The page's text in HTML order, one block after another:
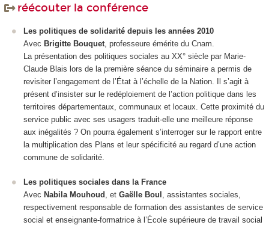
réécouter la conférence
Les politiques de solidarité depuis les années 2010
Avec Brigitte Bouquet, professeure émérite du Cnam.
La présentation des politiques sociales au XX° siècle par Marie-
Claude Blais lors de la première séance du séminaire a permis de
revisiter l’engagement de l’État à l’échelle de la Nation. Il s’agit à
présent d’insister sur le redéploiement de l’action politique dans les
territoires départementaux, communaux et locaux. Cette proximité du
service public avec ses usagers traduit-elle une meilleure réponse
aux inégalités ? On pourra également s’interroger sur le rapport entre
la multiplication des Plans et leur spécificité au regard d’une action
commune de solidarité.
Les politiques sociales dans la France
Avec Nabila Mouhoud , et Gaëlle Boul , assistantes sociales,
respectivement responsable de formation des assistantes de service
social et enseignante-formatrice à l’École supérieure de travail social